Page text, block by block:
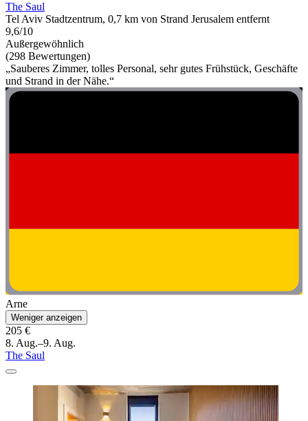
The Saul
Tel Aviv Stadtzentrum, 0,7 km von Strand Jerusalem entfernt
9,6/10
Außergewöhnlich
(298 Bewertungen)
„Sauberes Zimmer, tolles Personal, sehr gutes Frühstück, Geschäfte
und Strand in der Nähe.“
Arne
Weniger anzeigen
205 €
8. Aug.–9. Aug.
The Saul